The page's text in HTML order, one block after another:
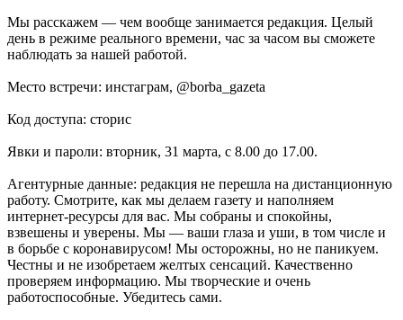
Мы расскажем — чем вообще занимается редакция. Целый
день в режиме реального времени, час за часом вы сможете
наблюдать за нашей работой.
Место встречи: инстаграм, @borba_gazeta
Код доступа: сторис
Явки и пароли: вторник, 31 марта, с 8.00 до 17.00.
Агентурные данные: редакция не перешла на дистанционную
работу. Смотрите, как мы делаем газету и наполняем
интернет-ресурсы для вас. Мы собраны и спокойны,
взвешены и уверены. Мы — ваши глаза и уши, в том числе и
в борьбе с коронавирусом! Мы осторожны, но не паникуем.
Честны и не изобретаем желтых сенсаций. Качественно
проверяем информацию. Мы творческие и очень
работоспособные. Убедитесь сами.